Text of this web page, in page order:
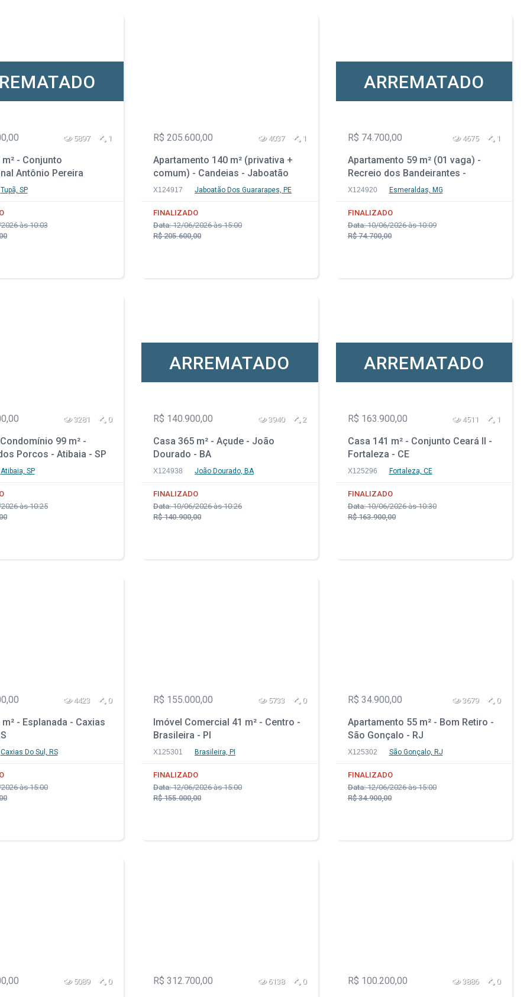
5897 1
- Conjunto
Antônio Pereira
- SP
Tupã, SP
às 10:03
R$ 205.600,00 4037 1
Apartamento 140 m² (privativa +
comum) - Candeias - Jaboatão
dos Guararapes - PE
X124917 Jaboatão Dos Guararapes, PE
FINALIZADO
Data:12/06/2026 às 15:00
R$ 205.600,00
ARREMATADO
R$ 74.700,00 4675 1
Apartamento 59 m² (01 vaga) -
Recreio dos Bandeirantes -
Esmeraldas - MG
X124920 Esmeraldas, MG
FINALIZADO
Data:10/06/2026 às 10:09
R$ 74.700,00
3281 0
99 m² -
Porcos - Atibaia - SP
Atibaia, SP
às 10:25
ARREMATADO
R$ 140.900,00 3940 2
Casa 365 m² - Açude - João
Dourado - BA
X124938 João Dourado, BA
FINALIZADO
Data:10/06/2026 às 10:26
R$ 140.900,00
ARREMATADO
R$ 163.900,00 4511 1
Casa 141 m² - Conjunto Ceará II -
Fortaleza - CE
X125296 Fortaleza, CE
FINALIZADO
Data:10/06/2026 às 10:30
R$ 163.900,00
4423 0
- Esplanada - Caxias
Caxias Do Sul, RS
às 15:00
R$ 155.000,00 5733 0
Imóvel Comercial 41 m² - Centro -
Brasileira - PI
X125301 Brasileira, PI
FINALIZADO
Data:12/06/2026 às 15:00
R$ 155.000,00
R$ 34.900,00 3679 0
Apartamento 55 m² - Bom Retiro -
São Gonçalo - RJ
X125302 São Gonçalo, RJ
FINALIZADO
Data:12/06/2026 às 15:00
R$ 34.900,00
5089 0 R$ 312.700,00 6138 0 R$ 100.200,00 3886 0